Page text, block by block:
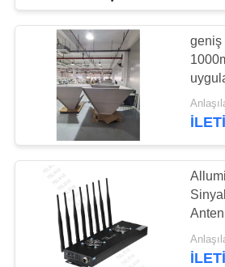
BIZE
ULAŞIN
HABERLER
BLOG
TEKLIF
ISTEĞI
geniş
Sinyal